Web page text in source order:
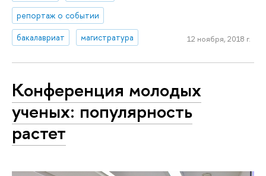
репортаж о событии
бакалавриат
магистратура 12 ноября, 2018 г.
Конференция молодых
ученых: популярность
растет